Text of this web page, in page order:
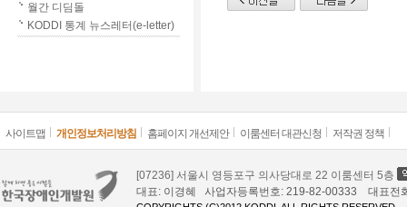
월간 디딤돌
KODDI 통계 뉴스레터(e-letter)
사이트맵 개인정보처리방침 홈페이지 개선제안 이룸센터 대관신청 저작권 정책
[07236] 서울시 영등포구 의사당대로 22 이룸센터 5층
대표: 이경혜 사업자등록번호: 219-82-00333 대표